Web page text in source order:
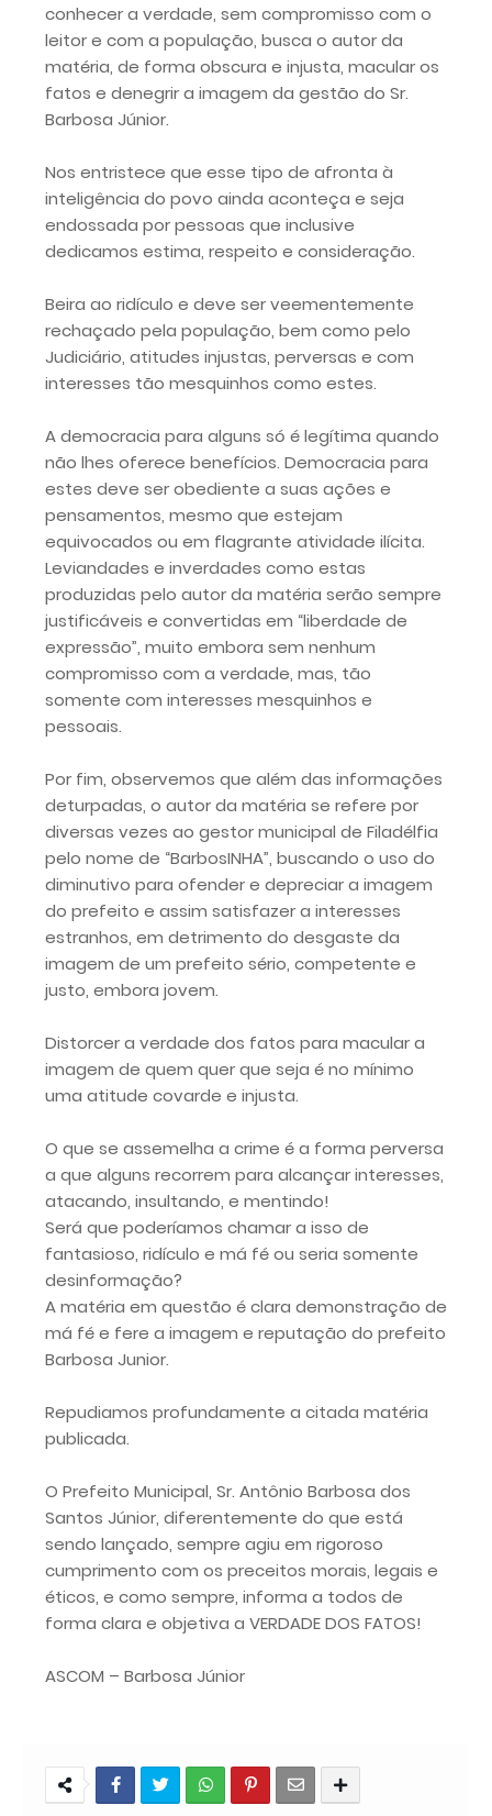
conhecer a verdade, sem compromisso com o
leitor e com a população, busca o autor da
matéria, de forma obscura e injusta, macular os
fatos e denegrir a imagem da gestão do Sr.
Barbosa Júnior.
Nos entristece que esse tipo de afronta à
inteligência do povo ainda aconteça e seja
endossada por pessoas que inclusive
dedicamos estima, respeito e consideração.
Beira ao ridículo e deve ser veementemente
rechaçado pela população, bem como pelo
Judiciário, atitudes injustas, perversas e com
interesses tão mesquinhos como estes.
A democracia para alguns só é legítima quando
não lhes oferece benefícios. Democracia para
estes deve ser obediente a suas ações e
pensamentos, mesmo que estejam
equivocados ou em flagrante atividade ilícita.
Leviandades e inverdades como estas
produzidas pelo autor da matéria serão sempre
justificáveis e convertidas em “liberdade de
expressão”, muito embora sem nenhum
compromisso com a verdade, mas, tão
somente com interesses mesquinhos e
pessoais.
Por fim, observemos que além das informações
deturpadas, o autor da matéria se refere por
diversas vezes ao gestor municipal de Filadélfia
pelo nome de “BarbosINHA”, buscando o uso do
diminutivo para ofender e depreciar a imagem
do prefeito e assim satisfazer a interesses
estranhos, em detrimento do desgaste da
imagem de um prefeito sério, competente e
justo, embora jovem.
Distorcer a verdade dos fatos para macular a
imagem de quem quer que seja é no mínimo
uma atitude covarde e injusta.
O que se assemelha a crime é a forma perversa
a que alguns recorrem para alcançar interesses,
atacando, insultando, e mentindo!
Será que poderíamos chamar a isso de
fantasioso, ridículo e má fé ou seria somente
desinformação?
A matéria em questão é clara demonstração de
má fé e fere a imagem e reputação do prefeito
Barbosa Junior.
Repudiamos profundamente a citada matéria
publicada.
O Prefeito Municipal, Sr. Antônio Barbosa dos
Santos Júnior, diferentemente do que está
sendo lançado, sempre agiu em rigoroso
cumprimento com os preceitos morais, legais e
éticos, e como sempre, informa a todos de
forma clara e objetiva a VERDADE DOS FATOS!
ASCOM – Barbosa Júnior